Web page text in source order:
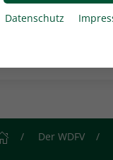
StartseiteDer WDFV
Datenschutz